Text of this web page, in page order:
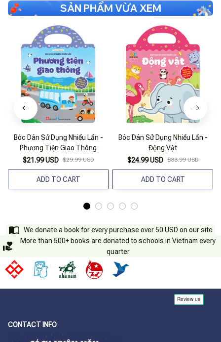
SẢN PHẨM VỪA XEM
Bóc Dán Sử Dụng Nhiều Lần -
Phương Tiện Giao Thông
$21.99 USD $29.99 USD
ADD TO CART
Bóc Dán Sử Dụng Nhiều Lần -
Động Vật
$24.99 USD $33.99 USD
ADD TO CART
We donate a book for every purchase over 50 USD on our site
More than 500+ books are donated to schools in Vietnam every
quarter
CONTACT INFO